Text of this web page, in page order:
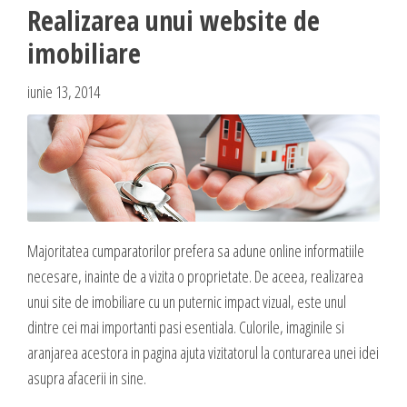
Despre noi
Clientii nostri
Comunicate de presa
Contact
DESPRE NOI
noi te ajutam sa o pui in practica, sa o dezvolti,
oferindu-ti servicii web complete.
Experienta acumulata de-a lungul anilor in care ne-am dezvoltat cot la
cot cu internetul am dezvoltat sute de site-uri cu cele mai variate
profiluri, ne-a oferit un simt fin in ceea ce priveste lansarea si
Programare web
Inregistrari, Rezervari domenii
Software la comanda
Administrare si Mentenanta Site
Administrare server
Implementare plata card
Servicii backup
SMS gateway
GAZDUIRE & DOMENII
Inregistrari, Rezervari domenii
Gazduire Web (web site + email)
Gazduire eMail (doar email)
Realizarea unui website de
imobiliare
iunie 13, 2014
Majoritatea cumparatorilor prefera sa adune online informatiile
necesare, inainte de a vizita o proprietate. De aceea, realizarea
unui site de imobiliare cu un puternic impact vizual, este unul
dintre cei mai importanti pasi esentiala. Culorile, imaginile si
aranjarea acestora in pagina ajuta vizitatorul la conturarea unei idei
asupra afacerii in sine.